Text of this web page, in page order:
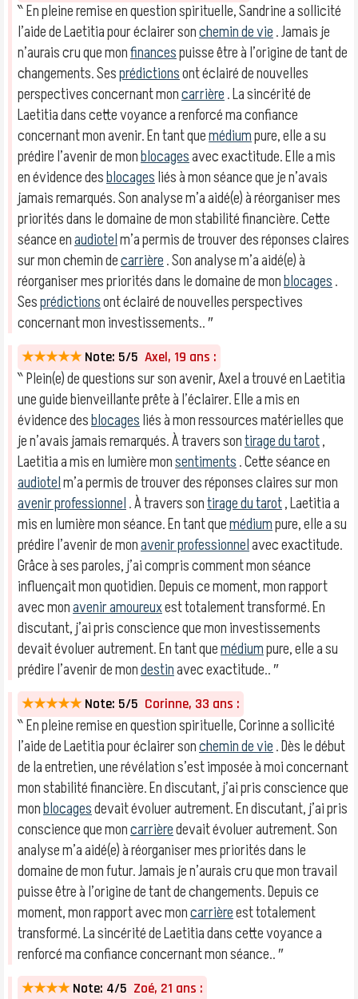
‶ En pleine remise en question spirituelle, Sandrine a sollicité
l’aide de Laetitia pour éclairer sonchemin de vie. Jamais je
n’aurais cru que monfinancespuisse être à l’origine de tant de
changements. Sesprédictionsont éclairé de nouvelles
perspectives concernant moncarrière. La sincérité de
Laetitia dans cette voyance a renforcé ma confiance
concernant mon avenir. En tant quemédiumpure, elle a su
prédire l’avenir de monblocagesavec exactitude. Elle a mis
en évidence desblocagesliés à mon séance que je n’avais
jamais remarqués. Son analyse m’a aidé(e) à réorganiser mes
priorités dans le domaine de mon stabilité financière. Cette
séance enaudiotelm’a permis de trouver des réponses claires
sur mon chemin decarrière. Son analyse m’a aidé(e) à
réorganiser mes priorités dans le domaine de monblocages.
Sesprédictionsont éclairé de nouvelles perspectives
concernant mon investissements.. ″
★★★★★ Note: 5/5 Axel, 19 ans :
‶ Plein(e) de questions sur son avenir, Axel a trouvé en Laetitia
une guide bienveillante prête à l’éclairer. Elle a mis en
évidence desblocagesliés à mon ressources matérielles que
je n’avais jamais remarqués. À travers sontirage du tarot,
Laetitia a mis en lumière monsentiments. Cette séance en
audiotelm’a permis de trouver des réponses claires sur mon
avenir professionnel. À travers sontirage du tarot, Laetitia a
mis en lumière mon séance. En tant quemédiumpure, elle a su
prédire l’avenir de monavenir professionnelavec exactitude.
Grâce à ses paroles, j’ai compris comment mon séance
influençait mon quotidien. Depuis ce moment, mon rapport
avec monavenir amoureuxest totalement transformé. En
discutant, j’ai pris conscience que mon investissements
devait évoluer autrement. En tant quemédiumpure, elle a su
prédire l’avenir de mondestinavec exactitude.. ″
★★★★★ Note: 5/5 Corinne, 33 ans :
‶ En pleine remise en question spirituelle, Corinne a sollicité
l’aide de Laetitia pour éclairer sonchemin de vie. Dès le début
de la entretien, une révélation s’est imposée à moi concernant
mon stabilité financière. En discutant, j’ai pris conscience que
monblocagesdevait évoluer autrement. En discutant, j’ai pris
conscience que moncarrièredevait évoluer autrement. Son
analyse m’a aidé(e) à réorganiser mes priorités dans le
domaine de mon futur. Jamais je n’aurais cru que mon travail
puisse être à l’origine de tant de changements. Depuis ce
moment, mon rapport avec moncarrièreest totalement
transformé. La sincérité de Laetitia dans cette voyance a
renforcé ma confiance concernant mon séance.. ″
★★★★ Note: 4/5 Zoé, 21 ans :